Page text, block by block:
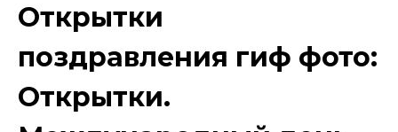
Открытки
поздравления гиф фото:
Открытки.